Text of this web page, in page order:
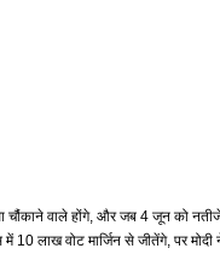
चौंकाने वाले होंगे, और जब 4 जून को
में 10 लाख वोट मार्जिन से जीतेंगे, पर